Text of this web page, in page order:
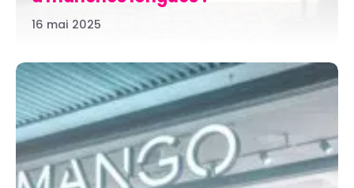
16 mai 2025